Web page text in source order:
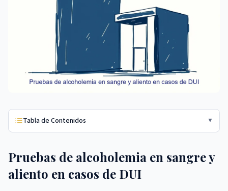
Tabla de Contenidos ▼
Pruebas de alcoholemia en sangre y
aliento en casos de DUI